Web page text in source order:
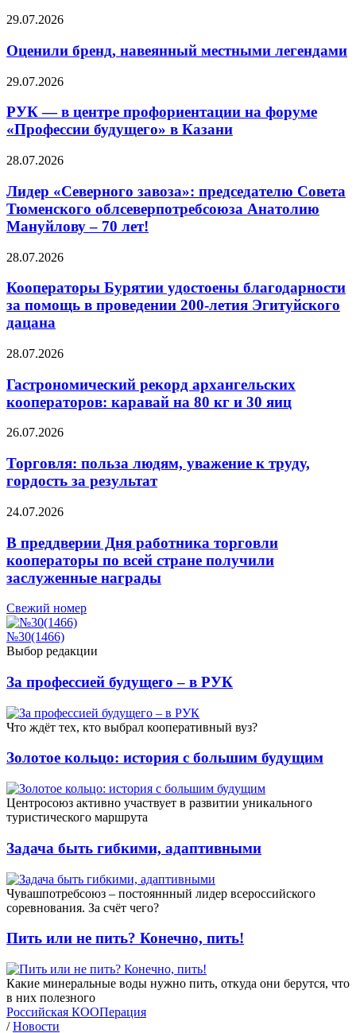
29.07.2026
Оценили бренд, навеянный местными легендами
29.07.2026
РУК — в центре профориентации на форуме
«Профессии будущего» в Казани
28.07.2026
Лидер «Северного завоза»: председателю Совета
Тюменского облсеверпотребсоюза Анатолию
Мануйлову – 70 лет!
28.07.2026
Кооператоры Бурятии удостоены благодарности
за помощь в проведении 200-летия Эгитуйского
дацана
28.07.2026
Гастрономический рекорд архангельских
кооператоров: каравай на 80 кг и 30 яиц
26.07.2026
Торговля: польза людям, уважение к труду,
гордость за результат
24.07.2026
В преддверии Дня работника торговли
кооператоры по всей стране получили
заслуженные награды
Свежий номер
№30(1466)
Выбор редакции
За профессией будущего – в РУК
Что ждёт тех, кто выбрал кооперативный вуз?
Золотое кольцо: история с большим будущим
Центросоюз активно участвует в развитии уникального
туристического маршрута
Задача быть гибкими, адаптивными
Чувашпотребсоюз – постояннный лидер всероссийского
соревнования. За счёт чего?
Пить или не пить? Конечно, пить!
Какие минеральные воды нужно пить, откуда они берутся, что
в них полезного
Российская КООПерация
/ Новости